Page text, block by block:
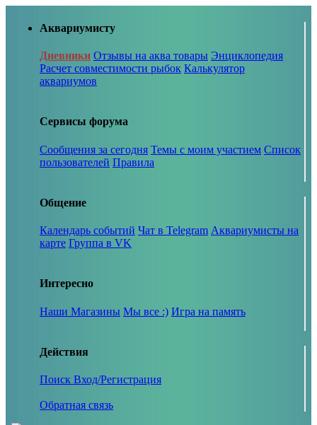
Аквариумисту
Дневники Отзывы на аква товары Энциклопедия
Расчет совместимости рыбок Калькулятор
аквариумов
Сервисы форума
Сообщения за сегодня Темы с моим участием Список
пользователей Правила
Общение
Календарь событий Чат в Telegram Аквариумисты на
карте Группа в VK
Интересно
Наши Магазины Мы все :) Игра на память
Действия
Поиск Вход/Регистрация
Обратная связь